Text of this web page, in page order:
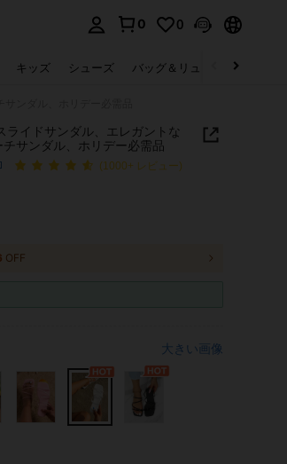
0 0
キッズ シューズ バッグ＆リュック
ライドサンダル、エレガントな
サンダル、ホリデー必需品
(1000+ レビュー)
OFF
大きい画像